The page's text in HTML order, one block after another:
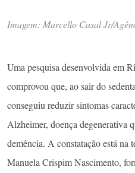
Imagem: Marcello Casal Jr/
Uma pesquisa desenvolvida em
comprovou que, ao sair do
conseguiu reduzir sintomas
Alzheimer, doença degenerativa
demência. A constatação está na
Manuela Crispim Nascimento,